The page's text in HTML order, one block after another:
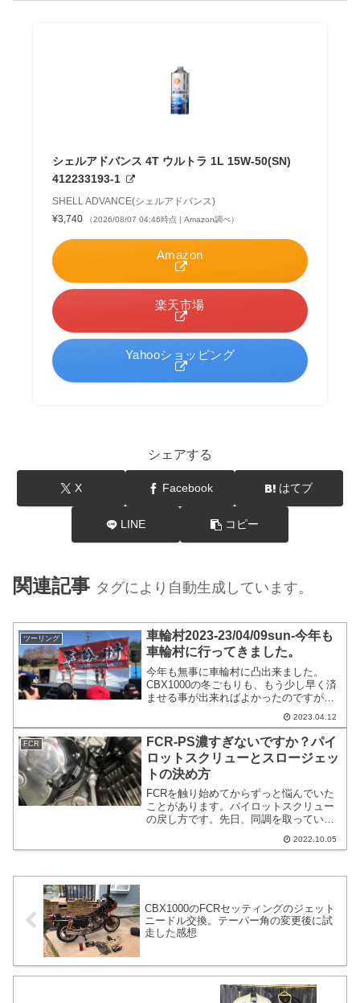
シェルアドバンス 4T ウルトラ 1L 15W-50(SN)
412233193-1
SHELL ADVANCE(シェルアドバンス)
¥3,740
（2026/08/07 04:46時点 | Amazon調べ）
Amazon
楽天市場
Yahooショッピング
シェアする
X Facebook はてブ
LINE コピー
関連記事 タグにより自動生成しています。
ツーリング
車輪村2023-23/04/09sun-今年も
車輪村に行ってきました。
今年も無事に車輪村に凸出来ました。
CBX1000の冬ごもりも、もう少し早く済
ませる事が出来ればよかったのですが、
車輪村の影響かどうかは不明ですが、道
の駅が豪華になっていたりと色々と経済
効果や村の認知度などがあがったりして
いるかな？と思えると誠に素晴らしいイ
ベントだと思えます。
2023.04.12
FCR
FCR-PS濃すぎないですか？パイ
ロットスクリューとスロージェッ
トの決め方
FCRを触り始めてからずっと悩んでいた
ことがあります。パイロットスクリュー
の戻し方です。先日、同調を取っている
きます。具体的にスロージェットとパイ
2022.10.05
CBX1000のFCRセッティングのジェット
ニードル交換。テーパー角の変更後に試
走した感想